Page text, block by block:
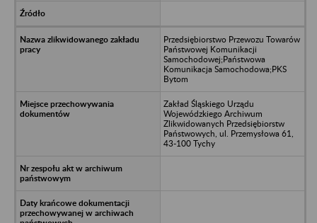
Przedsiębiorstwo Przewozu Towarów
Państwowej Komunikacji
Samochodowej;Państwowa
Komunikacja Samochodowa;PKS
Bytom
Zakład Śląskiego Urządu
Wojewódzkiego Archiwum
Zlikwidowanych Przedsiębiorstw
Państwowych, ul. Przemysłowa 61,
43-100 Tychy